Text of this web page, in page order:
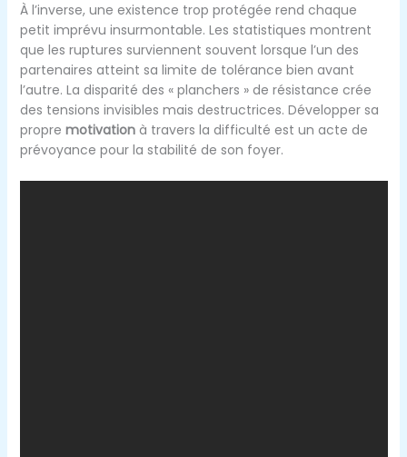
À l’inverse, une existence trop protégée rend chaque
petit imprévu insurmontable. Les statistiques montrent
que les ruptures surviennent souvent lorsque l’un des
partenaires atteint sa limite de tolérance bien avant
l’autre. La disparité des « planchers » de résistance crée
des tensions invisibles mais destructrices. Développer sa
propre motivationà travers la difficulté est un acte de
prévoyance pour la stabilité de son foyer.